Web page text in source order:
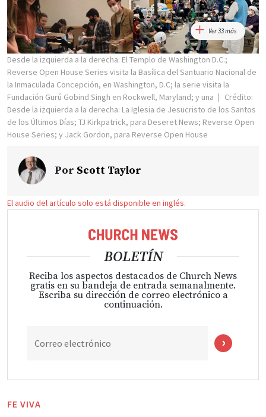
Ver 33 más
Desde la izquierda a la derecha: El Templo de Washington D.C.;
Reverse Open House Series visita la Basílica del Santuario Nacional de
la Inmaculada Concepción, en Washington, D.C; la serie visita la
Fundación Gurú Gobind Singh en Rockwell, Maryland; y una
Crédito:
Desde la izquierda a la derecha: La Iglesia de Jesucristo de los Santos
de los Últimos Días; TJ Kirkpatrick, para Deseret News; Reverse Open
House Series; y Jack Gordon, para Reverse Open House
Por Scott Taylor
El audio del artículo solo está disponible en inglés.
BOLETÍN
Reciba los aspectos destacados de Church News
gratis en su bandeja de entrada semanalmente.
Escriba su dirección de correo electrónico a
continuación.
Correo electrónico
FE VIVA